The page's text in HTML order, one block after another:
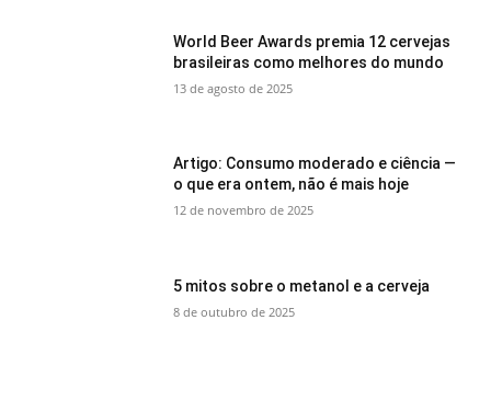
World Beer Awards premia 12 cervejas
brasileiras como melhores do mundo
13 de agosto de 2025
Artigo: Consumo moderado e ciência —
o que era ontem, não é mais hoje
12 de novembro de 2025
5 mitos sobre o metanol e a cerveja
8 de outubro de 2025